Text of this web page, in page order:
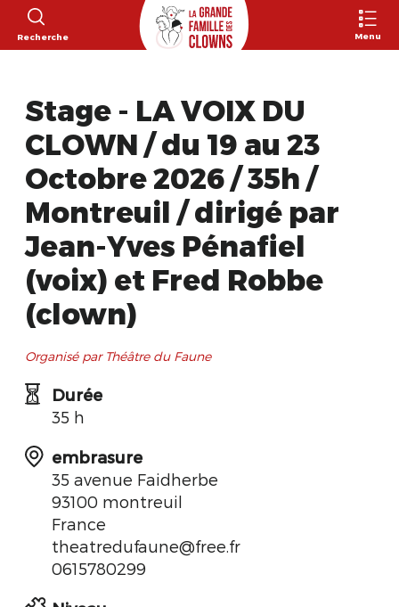
Recherche Menu
Stage - LA VOIX DU
CLOWN / du 19 au 23
Octobre 2026 / 35h /
Montreuil / dirigé par
Jean-Yves Pénafiel
(voix) et Fred Robbe
(clown)
Organisé par Théâtre du Faune
Durée
35 h
embrasure
35 avenue Faidherbe
93100 montreuil
France
theatredufaune@free.fr
0615780299